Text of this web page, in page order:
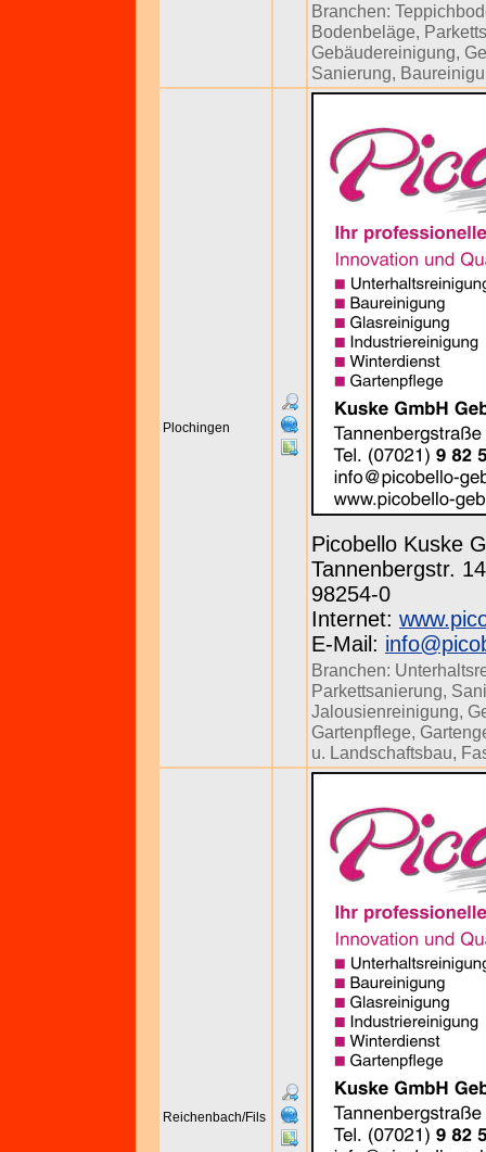
Branchen:
Bodenbeläge,
Gebäudereinigung,
Sanierung,
Plochingen
Picobello Kuske
Tannenbergstr.
98254-0
Internet:
E-Mail:
Branchen:
Parkettsanierung,
Jalousienreinigung,
Gartenpflege,
u. Landschaftsbau,
Reichenbach/Fils